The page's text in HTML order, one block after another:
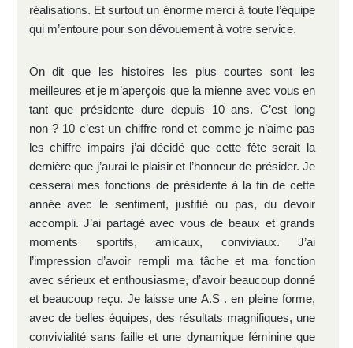
réalisations. Et surtout un énorme merci à toute l’équipe
qui m’entoure pour son dévouement à votre service.
On dit que les histoires les plus courtes sont les
meilleures et je m’aperçois que la mienne avec vous en
tant que présidente dure depuis 10 ans. C’est long
non ? 10 c’est un chiffre rond et comme je n’aime pas
les chiffre impairs j’ai décidé que cette fête serait la
dernière que j’aurai le plaisir et l’honneur de présider. Je
cesserai mes fonctions de présidente à la fin de cette
année avec le sentiment, justifié ou pas, du devoir
accompli. J’ai partagé avec vous de beaux et grands
moments sportifs, amicaux, conviviaux. J’ai
l’impression d’avoir rempli ma tâche et ma fonction
avec sérieux et enthousiasme, d’avoir beaucoup donné
et beaucoup reçu. Je laisse une A.S . en pleine forme,
avec de belles équipes, des résultats magnifiques, une
convivialité sans faille et une dynamique féminine que